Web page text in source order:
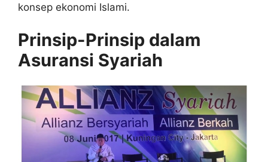
konsep ekonomi Islami.
Prinsip-Prinsip dalam
Asuransi Syariah